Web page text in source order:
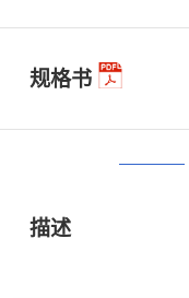
规格书
描述